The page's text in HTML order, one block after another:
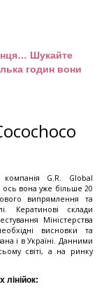
Шукайте
годин вони
G.R. Global
ось вона уже більше 20
випрямлення та
Кератинові склади
Міністерства
висновки та
і в Україні. Данними
світі, а на ринку
лінійок: